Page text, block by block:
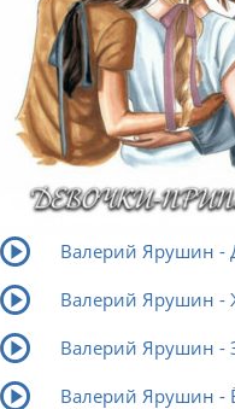
Валерий Ярушин -
Валерий Ярушин -
Валерий Ярушин -
Валерий Ярушин -